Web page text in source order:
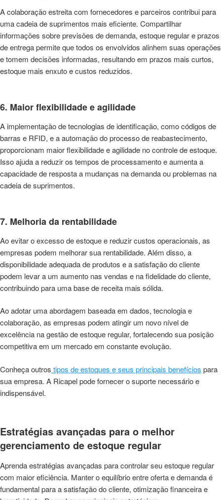
A colaboração estreita com fornecedores e parceiros contribui para
uma cadeia de suprimentos mais eficiente. Compartilhar
informações sobre previsões de demanda, estoque regular e prazos
de entrega permite que todos os envolvidos alinhem suas operações
e tomem decisões informadas, resultando em prazos mais curtos,
estoque mais enxuto e custos reduzidos.
6. Maior flexibilidade e agilidade
A implementação de tecnologias de identificação, como códigos de
barras e RFID, e a automação do processo de reabastecimento,
proporcionam maior flexibilidade e agilidade no controle de estoque.
Isso ajuda a reduzir os tempos de processamento e aumenta a
capacidade de resposta a mudanças na demanda ou problemas na
cadeia de suprimentos.
7. Melhoria da rentabilidade
Ao evitar o excesso de estoque e reduzir custos operacionais, as
empresas podem melhorar sua rentabilidade. Além disso, a
disponibilidade adequada de produtos e a satisfação do cliente
podem levar a um aumento nas vendas e na fidelidade do cliente,
contribuindo para uma base de receita mais sólida.
Ao adotar uma abordagem baseada em dados, tecnologia e
colaboração, as empresas podem atingir um novo nível de
excelência na gestão de estoque regular, fortalecendo sua posição
competitiva em um mercado em constante evolução.
Conheça outros tipos de estoques e seus principais benefícios para
sua empresa. A Ricapel pode fornecer o suporte necessário e
indispensável.
Estratégias avançadas para o melhor
gerenciamento de estoque regular
Aprenda estratégias avançadas para controlar seu estoque regular
com maior eficiência. Manter o equilíbrio entre oferta e demanda é
fundamental para a satisfação do cliente, otimização financeira e